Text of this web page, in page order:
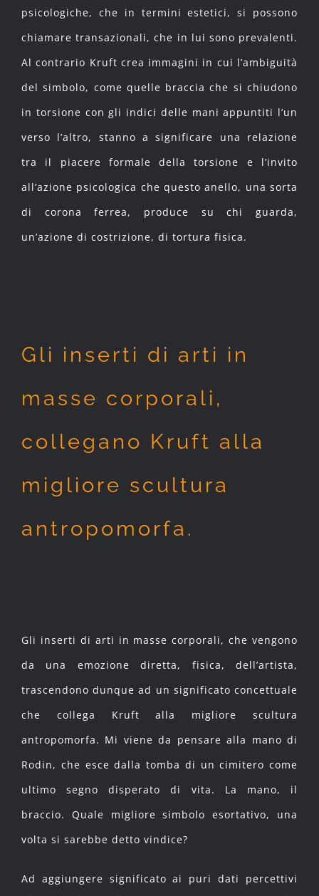
psicologiche, che in termini estetici, si possono
chiamare transazionali, che in lui sono prevalenti.
Al contrario Kruft crea immagini in cui l’ambiguità
del simbolo, come quelle braccia che si chiudono
in torsione con gli indici delle mani appuntiti l’un
verso l’altro, stanno a significare una relazione
tra il piacere formale della torsione e l’invito
all’azione psicologica che questo anello, una sorta
di corona ferrea, produce su chi guarda,
un’azione di costrizione, di tortura fisica.
Gli inserti di arti in
masse corporali,
collegano Kruft alla
migliore scultura
antropomorfa.
Gli inserti di arti in masse corporali, che vengono
da una emozione diretta, fisica, dell’artista,
trascendono dunque ad un significato concettuale
che collega Kruft alla migliore scultura
antropomorfa. Mi viene da pensare alla mano di
Rodin, che esce dalla tomba di un cimitero come
ultimo segno disperato di vita. La mano, il
braccio. Quale migliore simbolo esortativo, una
volta si sarebbe detto vindice?
Ad aggiungere significato ai puri dati percettivi